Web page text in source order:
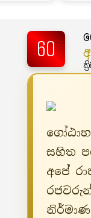
60
සහිත
අපේ